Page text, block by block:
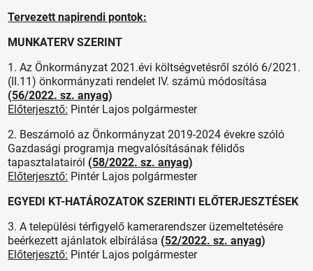
Tervezett napirendi pontok:
MUNKATERV SZERINT
1. Az Önkormányzat 2021.évi költségvetésről szóló 6/2021.
(II.11) önkormányzati rendelet IV. számú módosítása
(56/2022. sz. anyag)
Előterjesztő: Pintér Lajos polgármester
2. Beszámoló az Önkormányzat 2019-2024 évekre szóló
Gazdasági programja megvalósításának félidős
tapasztalatairól (58/2022. sz. anyag)
Előterjesztő: Pintér Lajos polgármester
EGYEDI KT-HATÁROZATOK SZERINTI ELŐTERJESZTÉSEK
3. A települési térfigyelő kamerarendszer üzemeltetésére
beérkezett ajánlatok elbírálása (52/2022. sz. anyag)
Előterjesztő: Pintér Lajos polgármester